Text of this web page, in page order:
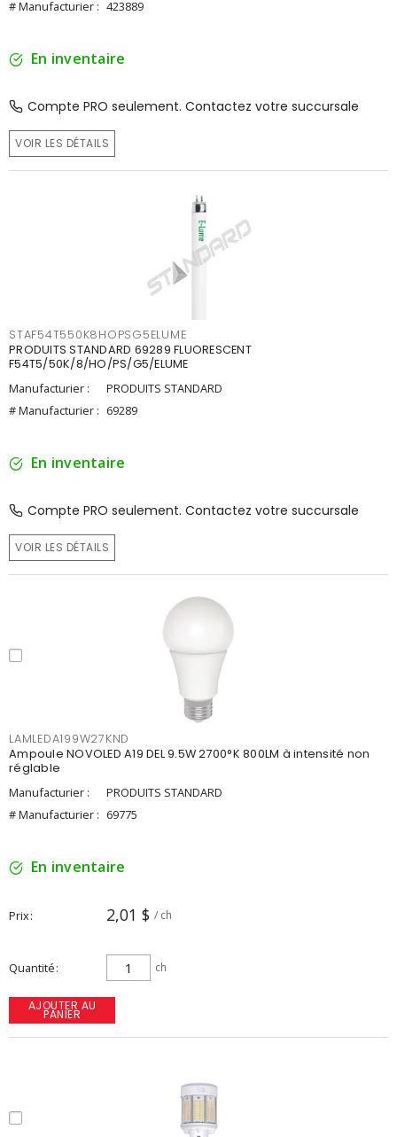
# Manufacturier : 423889
En inventaire
Compte PRO seulement. Contactez votre succursale
VOIR LES DÉTAILS
STAF54T550K8HOPSG5ELUME
PRODUITS STANDARD 69289 FLUORESCENT
F54T5/50K/8/HO/PS/G5/ELUME
Manufacturier :
PRODUITS STANDARD
# Manufacturier : 69289
En inventaire
Compte PRO seulement. Contactez votre succursale
VOIR LES DÉTAILS
LAMLEDA199W27KND
Ampoule NOVOLED A19 DEL 9.5W 2700°K 800LM à intensité non
réglable
Manufacturier :
PRODUITS STANDARD
# Manufacturier : 69775
En inventaire
Prix 2,01 $ / ch
Quantité ch
AJOUTER AU
PANIER